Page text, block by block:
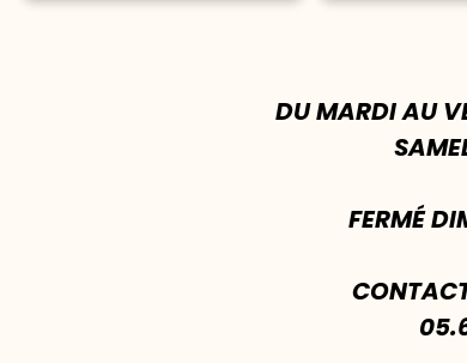
DU MARDI AU
FERMÉ